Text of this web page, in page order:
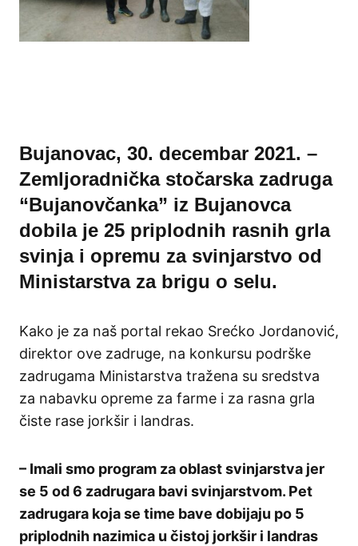
Bujanovac, 30. decembar 2021. –
Zemljoradnička stočarska zadruga
“Bujanovčanka” iz Bujanovca
dobila je 25 priplodnih rasnih grla
svinja i opremu za svinjarstvo od
Ministarstva za brigu o selu.
Kako je za naš portal rekao Srećko Jordanović,
direktor ove zadruge, na konkursu podrške
zadrugama Ministarstva tražena su sredstva
za nabavku opreme za farme i za rasna grla
čiste rase jorkšir i landras.
– Imali smo program za oblast svinjarstva jer
se 5 od 6 zadrugara bavi svinjarstvom. Pet
zadrugara koja se time bave dobijaju po 5
priplodnih nazimica u čistoj jorkšir i landras